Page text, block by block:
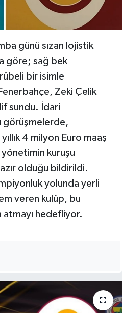
günü sızan lojistik
göre; sağ bek
bir isimle
Zeki Çelik
sundu. İdari
görüşmelerde,
4 milyon Euro maaş
kuruşu
olduğu bildirildi.
yolunda yerli
veren kulüp, bu
atmayı hedefliyor.